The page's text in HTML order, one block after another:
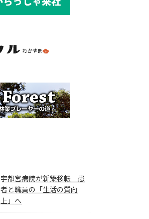
宇都宮病院が新築移転 患
者と職員の「生活の質向
上」へ